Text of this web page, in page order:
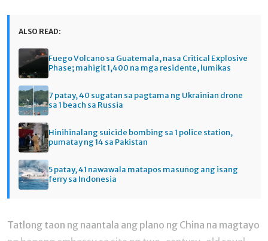
ALSO READ:
Fuego Volcano sa Guatemala, nasa Critical Explosive
Phase; mahigit 1,400 na mga residente, lumikas
7 patay, 40 sugatan sa pagtama ng Ukrainian drone
sa 1 beach sa Russia
Hinihinalang suicide bombing sa 1 police station,
pumatay ng 14 sa Pakistan
5 patay, 41 nawawala matapos masunog ang isang
ferry sa Indonesia
Tatlong taon ng naantala ang plano ng China na magtayo